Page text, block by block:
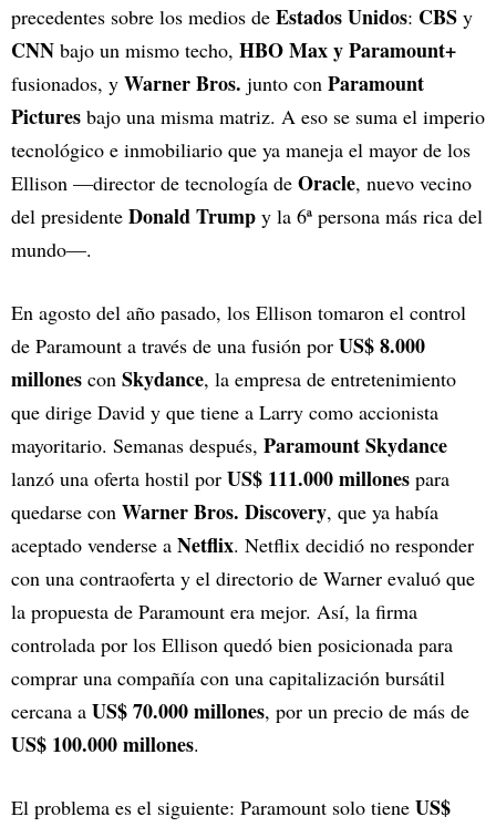
precedentes sobre los medios de Estados Unidos: CBS y
CNN bajo un mismo techo, HBO Max y Paramount+
fusionados, y Warner Bros. junto con Paramount
Pictures bajo una misma matriz. A eso se suma el imperio
tecnológico e inmobiliario que ya maneja el mayor de los
Ellison —director de tecnología de Oracle, nuevo vecino
del presidente Donald Trump y la 6ª persona más rica del
mundo—.
En agosto del año pasado, los Ellison tomaron el control
de Paramount a través de una fusión por US$8.000
millones con Skydance, la empresa de entretenimiento
que dirige David y que tiene a Larry como accionista
mayoritario. Semanas después, Paramount Skydance
lanzó una oferta hostil por US$ 111.000 millones para
quedarse con Warner Bros. Discovery, que ya había
aceptado venderse a Netflix. Netflix decidió no responder
con una contraoferta y el directorio de Warner evaluó que
la propuesta de Paramount era mejor. Así, la firma
controlada por los Ellison quedó bien posicionada para
comprar una compañía con una capitalización bursátil
cercana a US$ 70.000 millones, por un precio de más de
US$ 100.000 millones.
El problema es el siguiente: Paramount solo tiene US$